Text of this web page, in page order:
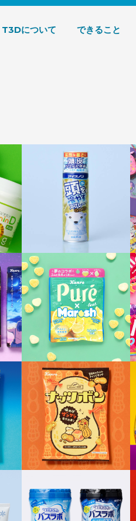
デザイン 株式会社T3デザイン
T3Dについて できること